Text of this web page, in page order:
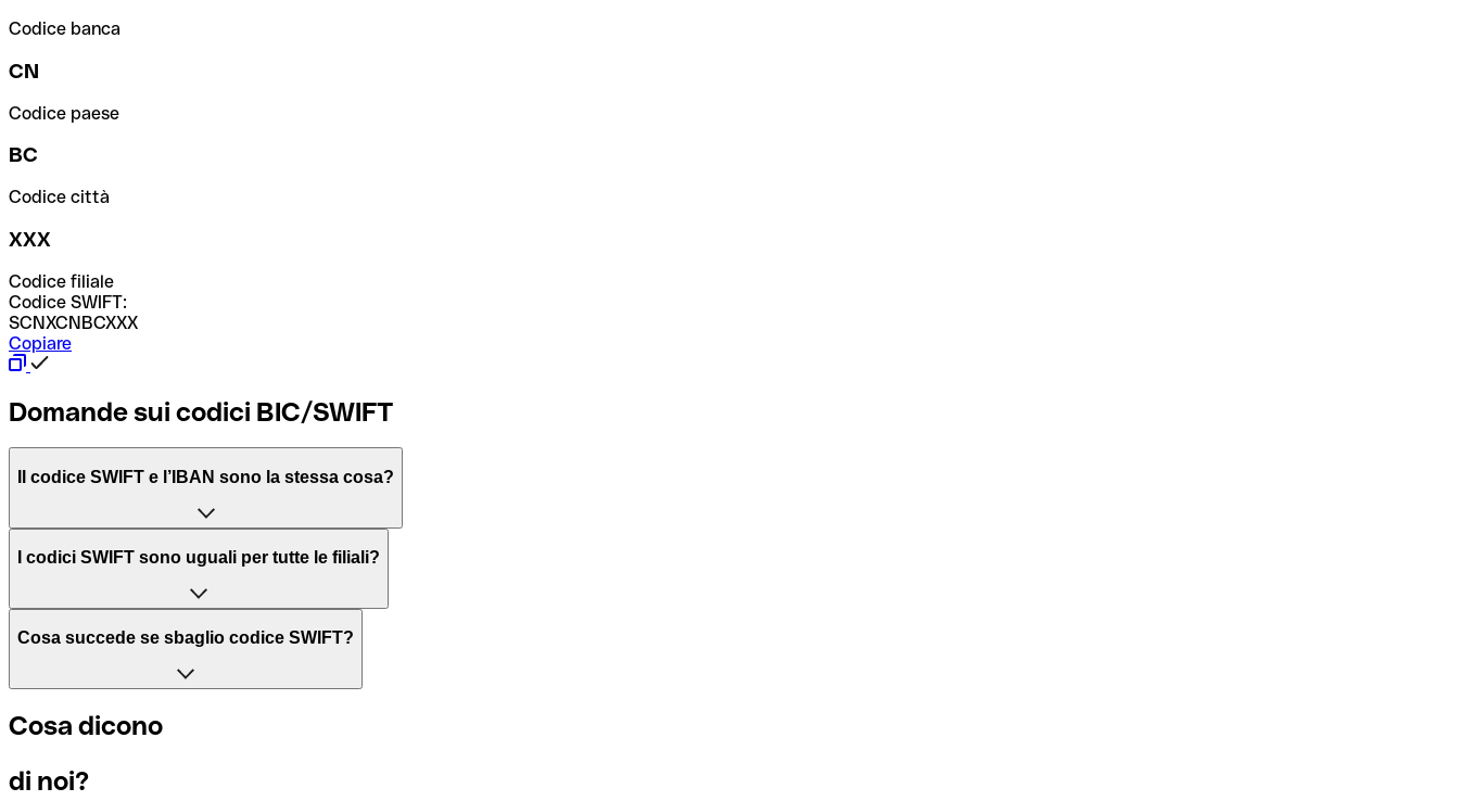
Codice banca
CN
Codice paese
BC
Codice città
XXX
Codice filiale
Codice SWIFT:
SCNXCNBCXXX
Copiare
Domande sui codici BIC/SWIFT
Il codice SWIFT e l’IBAN sono la stessa cosa?
L'acronimo SWIFT sta per “Society for Worldwide Interbank Financial Telecommunication”, una rete globale per l’elaborazione dei pagamenti tra diversi Paesi.
Il BIC, invece, sta per “Bank Identifier Code” ed è una sequenza di caratteri necessaria per indirizzare un bonifico internazionale.
I codici SWIFT sono uguali per tutte le filiali?
Dipende dalle banche. In alcuni casi le banche utilizzano lo stesso codice SWIFT per filiali diverse. In altri casi, le banche preferiscono avere un codice SWIFT dedicato per ogni
Per sapere a quale filiale fa riferimento un codice SWIFT, è necessario controllare le ultime cifre. Se il codice termina con XXX, significa che è il codice SWIFT della sede centrale.
Cosa succede se sbaglio codice SWIFT?
Se per caso invii un pagamento a un codice SWIFT esistente ma sbagliato, la banca ricevente deve segnalare che non gestisce il conto del destinatario e stornare il pagamento.
Se ti accorgi di aver usato un codice SWIFT sbagliato, contatta immediatamente la tua banca e chiedi di annullare la transazione.
Cosa dicono
di noi?